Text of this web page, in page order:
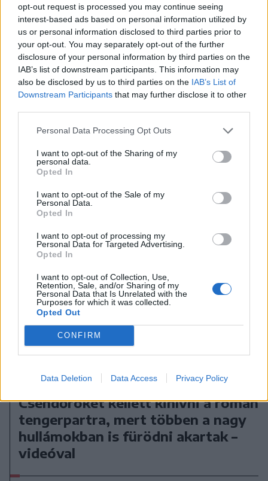
opt-out request is processed you may continue seeing
interest-based ads based on personal information utilized by
us or personal information disclosed to third parties prior to
your opt-out. You may separately opt-out of the further
disclosure of your personal information by third parties on the
IAB’s list of downstream participants. This information may
also be disclosed by us to third parties on the IAB’s List of
Downstream Participants that may further disclose it to other
Personal Data Processing Opt Outs
I want to opt-out of the Sharing of my
personal data.
Opted In
I want to opt-out of the Sale of my
Personal Data.
Opted In
I want to opt-out of processing my
Personal Data for Targeted Advertising.
Opted In
I want to opt-out of Collection, Use,
Retention, Sale, and/or Sharing of my
Personal Data that Is Unrelated with the
Purposes for which it was collected.
Opted Out
CONFIRM
Data Deletion Data Access Privacy Policy
2026. augusztus 10., hétfő
Befejeződött a Maros Megyei
Múzeum adminisztratív épületének
energetikai felújítása
2026. augusztus 10., hétfő
Csendőröket kellett kihívni a román
tengerpartra, mert többen a nagy
hullámokban is fürödni akartak –
videóval